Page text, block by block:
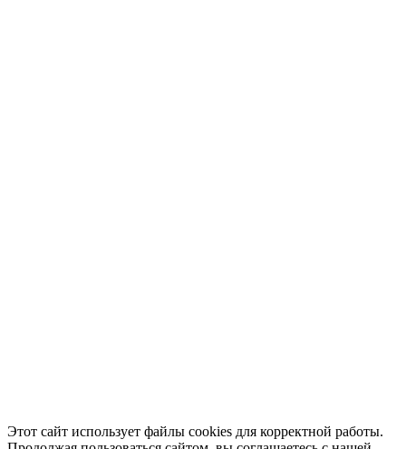
Этот сайт использует файлы cookies для корректной работы.